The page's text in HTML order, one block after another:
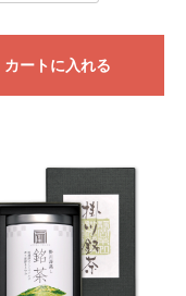
カートに入れる